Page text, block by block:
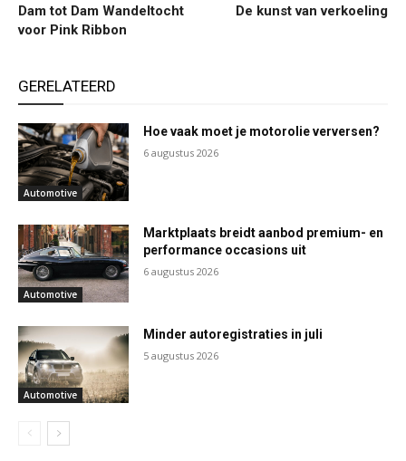
Dam tot Dam Wandeltocht
voor Pink Ribbon
De kunst van verkoeling
GERELATEERD
Automotive
Hoe vaak moet je motorolie verversen?
6 augustus 2026
Automotive
Marktplaats breidt aanbod premium- en
performance occasions uit
6 augustus 2026
Automotive
Minder autoregistraties in juli
5 augustus 2026